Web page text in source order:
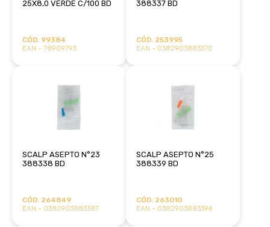
25X8,0 VERDE C/100 BD
CÓD. 99384
EAN - 78909793
388337 BD
CÓD. 253995
EAN - 0382903883370
SCALP ASEPTO N°23
388338 BD
CÓD. 264849
EAN - 0382903883387
SCALP ASEPTO N°25
388339 BD
CÓD. 263010
EAN - 0382903883394